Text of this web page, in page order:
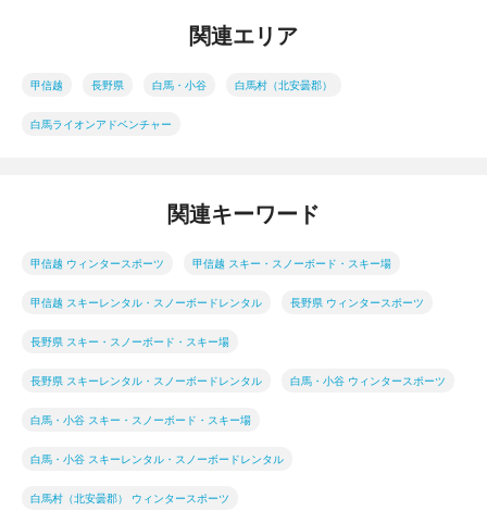
関連エリア
甲信越 長野県 白馬・小谷 白馬村（北安曇郡）
白馬ライオンアドベンチャー
関連キーワード
甲信越 ウィンタースポーツ 甲信越 スキー・スノーボード・スキー場
甲信越 スキーレンタル・スノーボードレンタル 長野県 ウィンタースポーツ
長野県 スキー・スノーボード・スキー場
長野県 スキーレンタル・スノーボードレンタル 白馬・小谷 ウィンタースポーツ
白馬・小谷 スキー・スノーボード・スキー場
白馬・小谷 スキーレンタル・スノーボードレンタル
白馬村（北安曇郡） ウィンタースポーツ